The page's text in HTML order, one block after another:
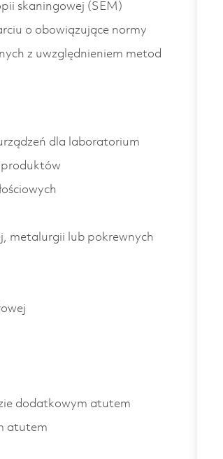
skaningowej (SEM)
o obowiązujące normy
z uwzględnieniem metod
dla laboratorium
produktów
metalurgii lub pokrewnych
dodatkowym atutem
atutem